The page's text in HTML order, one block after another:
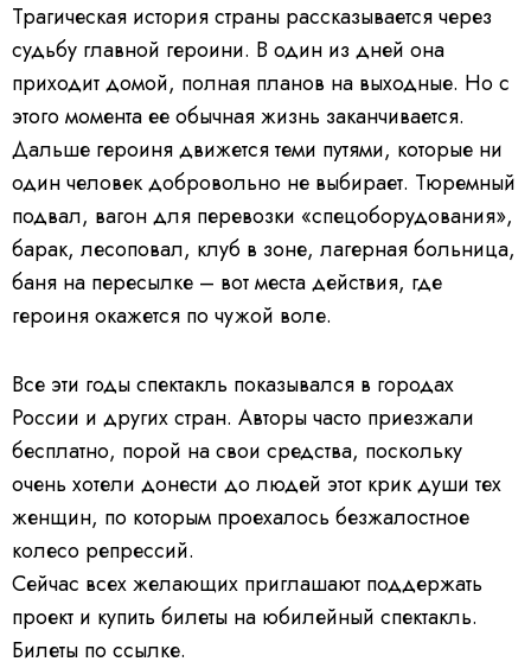
Трагическая история страны рассказывается через
судьбу главной героини. В один из дней она
приходит домой, полная планов на выходные. Но с
этого момента ее обычная жизнь заканчивается.
Дальше героиня движется теми путями, которые ни
один человек добровольно не выбирает. Тюремный
подвал, вагон для перевозки «спецоборудования»,
барак, лесоповал, клуб в зоне, лагерная больница,
баня на пересылке – вот места действия, где
героиня окажется по чужой воле.
Все эти годы спектакль показывался в городах
России и других стран. Авторы часто приезжали
бесплатно, порой на свои средства, поскольку
очень хотели донести до людей этот крик души тех
женщин, по которым проехалось безжалостное
колесо репрессий.
Сейчас всех желающих приглашают поддержать
проект и купить билеты на юбилейный спектакль.
Билеты по ссылке.